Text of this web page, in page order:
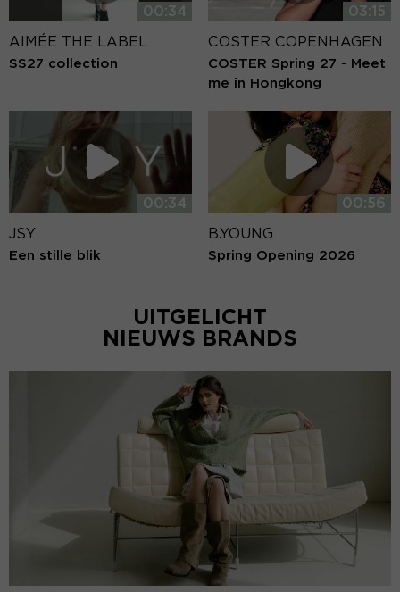
00:34
AIMÉE THE LABEL
SS27 collection
03:15
COSTER COPENHAGEN
COSTER Spring 27 - Meet
me in Hongkong
00:34
JSY
Een stille blik
00:56
B.YOUNG
Spring Opening 2026
UITGELICHT
NIEUWS BRANDS